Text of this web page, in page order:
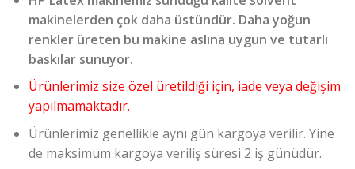
makinelerden çok daha üstündür. Daha yoğun
renkler üreten bu makine aslına uygun ve tutarlı
baskılar sunuyor.
Ürünlerimiz size özel üretildiği için, iade veya değişim
yapılmamaktadır.
Ürünlerimiz genellikle aynı gün kargoya verilir. Yine
de maksimum kargoya veriliş süresi 2 iş günüdür.